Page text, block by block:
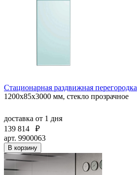
Стационарная раздвижная перегородка
1200х85х3000 мм, стекло прозрачное
доставка от 1 дня
139 814
₽
арт. 9900063
В корзину